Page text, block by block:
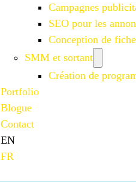
Campagnes
SEO pour les
Conception de
SMM et sortant
Création de
Portfolio
Blogue
Contact
EN
FR